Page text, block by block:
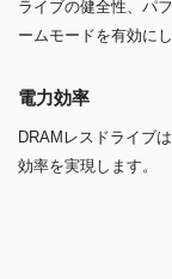
ライブの健全性、パ
ームモードを有効に
電力効率
DRAMレスドライブ
効率を実現します。